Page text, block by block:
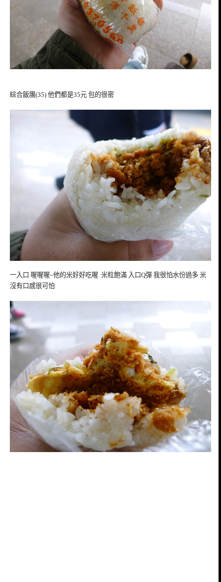
綜合飯團(35) 他們都是35元 包的很密
一入口 喔喔喔~他的米好好吃喔 米粒飽滿 入口Q彈 我很怕水份過多 米
沒有口感很可怕